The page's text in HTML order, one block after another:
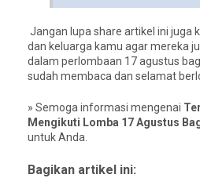
Jangan lupa share artikel ini juga
dan keluarga kamu agar mereka
dalam perlombaan 17 agustus
sudah membaca dan selamat
» Semoga informasi mengenai
Mengikuti Lomba 17 Agustus
untuk Anda.
Bagikan artikel ini: